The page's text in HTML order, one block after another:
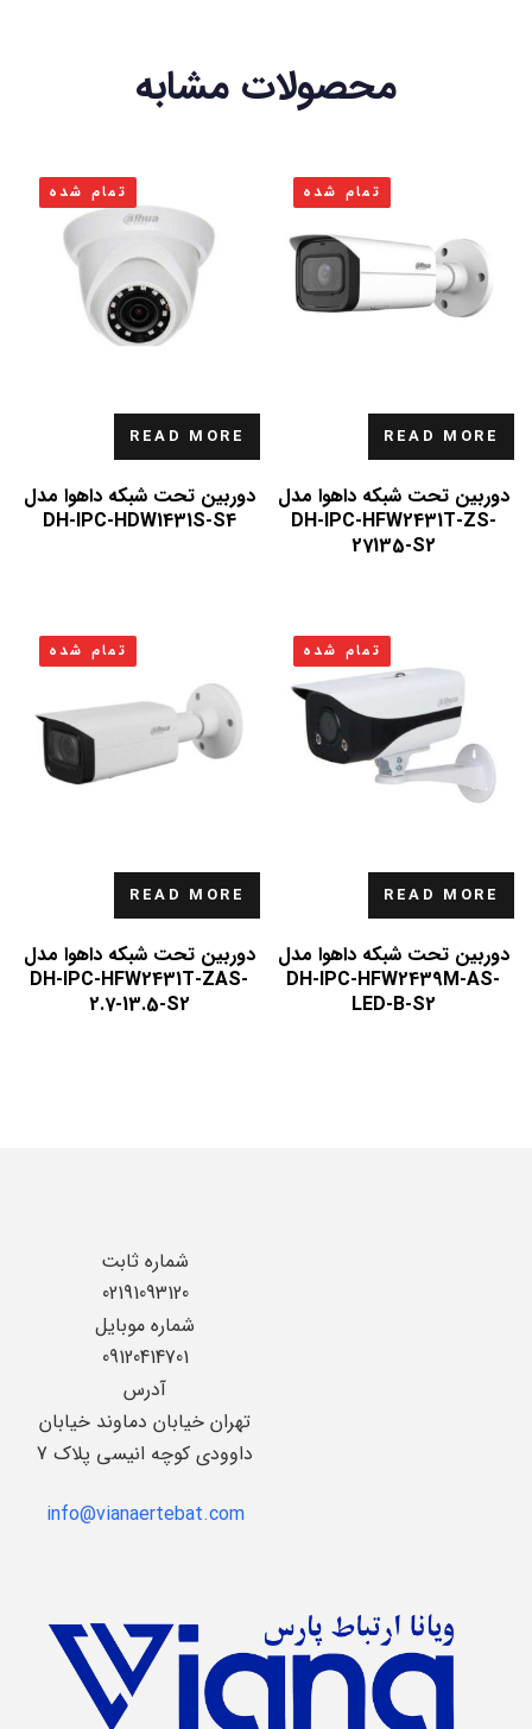
محصولات مشابه
تمام شده
READ MORE
دوربین تحت شبکه داهوا مدل
DH-IPC-HFW2431T-ZS-
27135-S2
تمام شده
READ MORE
دوربین تحت شبکه داهوا مدل
DH-IPC-HDW1431S-S4
تمام شده
READ MORE
دوربین تحت شبکه داهوا مدل
DH-IPC-HFW2439M-AS-
LED-B-S2
تمام شده
READ MORE
دوربین تحت شبکه داهوا مدل
DH-IPC-HFW2431T-ZAS-
2.7-13.5-S2
شماره ثابت
02191093120
شماره موبایل
09120414701
آدرس
تهران خیابان دماوند خیابان
داوودی کوچه انیسی پلاک 7
info@vianaertebat.com